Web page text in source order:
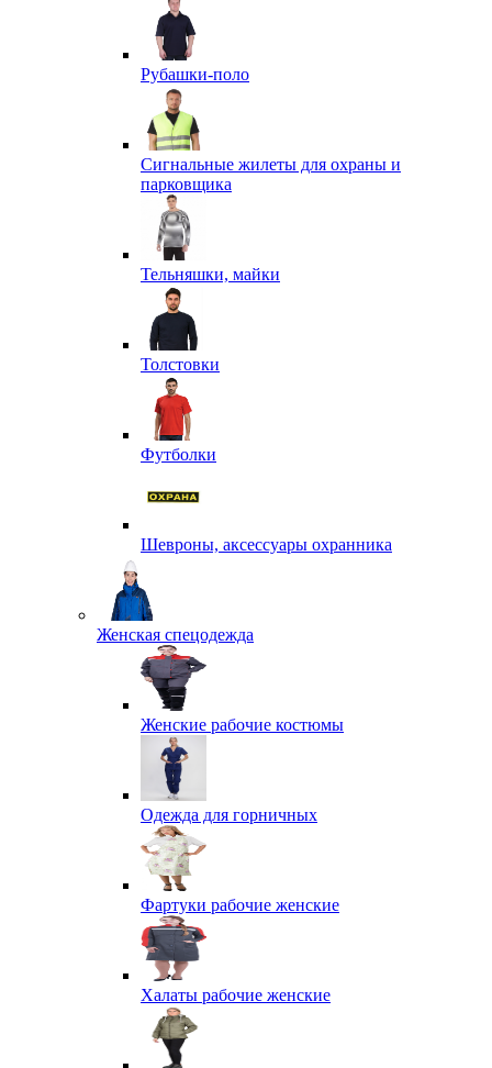
Рубашки-поло
Сигнальные жилеты для охраны и
парковщика
Тельняшки, майки
Толстовки
Футболки
Шевроны, аксессуары охранника
Женская спецодежда
Женские рабочие костюмы
Одежда для горничных
Фартуки рабочие женские
Халаты рабочие женские